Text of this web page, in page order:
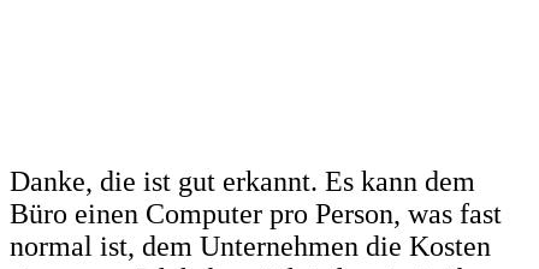
Danke, die ist gut erkannt. Es kann dem
Büro einen Computer pro Person, was fast
normal ist, dem Unternehmen die Kosten